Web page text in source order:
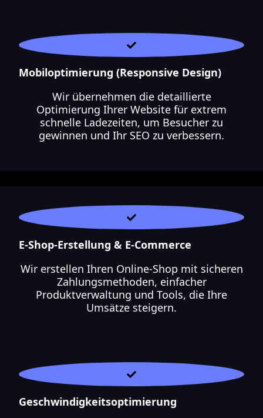
Mobiloptimierung (Responsive Design)
Wir übernehmen die detaillierte
Optimierung Ihrer Website für extrem
schnelle Ladezeiten, um Besucher zu
gewinnen und Ihr SEO zu verbessern.
E-Shop-Erstellung & E-Commerce
Wir erstellen Ihren Online-Shop mit sicheren
Zahlungsmethoden, einfacher
Produktverwaltung und Tools, die Ihre
Umsätze steigern.
Geschwindigkeitsoptimierung